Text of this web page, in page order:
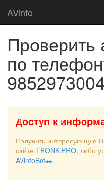
AVinfo
Проверить
по
Доступ к
Получить интересующую
сайте TRONK.PRO, либо
AVinfoBot🚗.